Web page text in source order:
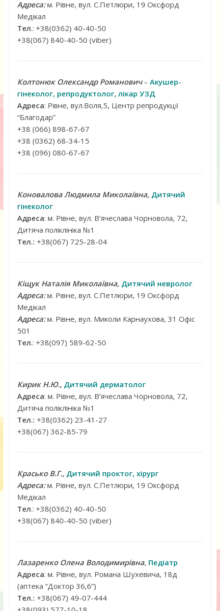
Адреса:м. Рівне, вул. С.Петлюри, 19 Оксфорд
Медікал
Тел.: +38(0362) 40-40-50
+38(067) 840-40-50 (viber)
Колтонюк Олександр Романович– Акушер-
гінеколог, репродуктолог, лікар УЗД
Адреса: Рівне, вул.Воля,5, Центр репродукції
“Благодар”
+38 (066) 898-67-67
+38 (0362) 68-34-15
+38 (096) 080-67-67
Коновалова Людмила Миколаївна, Дитячий
гінеколог
Адреса: м. Рівне, вул. В’ячеслава Чорновола, 72,
Дитяча поліклініка №1
Тел.: +38(067) 725-28-04
Кіщук Наталія Миколаївна, Дитячий невролог
Адреса:м. Рівне, вул. С.Петлюри, 19 Оксфорд
Медікал
Адреса:м. Рівне, вул. Миколи Карнаухова, 31 Офіс
501
Тел.: +38(097) 589-62-50
Кирик Н.Ю., Дитячий дерматолог
Адреса: м. Рівне, вул. В’ячеслава Чорновола, 72,
Дитяча поліклініка №1
Тел.: +38(0362) 23-41-27
+38(067) 362-85-79
Красько В.Г., Дитячий проктог, хірург
Адреса:м. Рівне, вул. С.Петлюри, 19 Оксфорд
Медікал
Тел.: +38(0362) 40-40-50
+38(067) 840-40-50 (viber)
Лазаренко Олена Володимирівна, Педіатр
Адреса: м. Рівне, вул. Романа Шухевича, 18д
(аптека “Доктор 36,6”)
Тел.: +38(067) 49-07-444